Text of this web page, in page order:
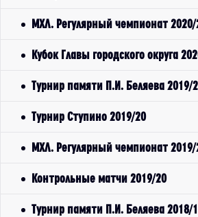
МХЛ. Регулярный чемпионат 2020/
Кубок Главы городского округа
Турнир памяти П.И. Беляева 2019/
Турнир Ступино 2019/20
МХЛ. Регулярный чемпионат 2019/
Контрольные матчи 2019/20
Турнир памяти П.И. Беляева 2018/